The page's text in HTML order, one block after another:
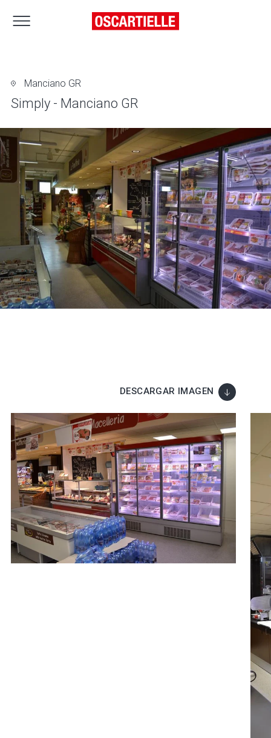
Manciano GR
Simply - Manciano GR
DESCARGAR IMAGEN